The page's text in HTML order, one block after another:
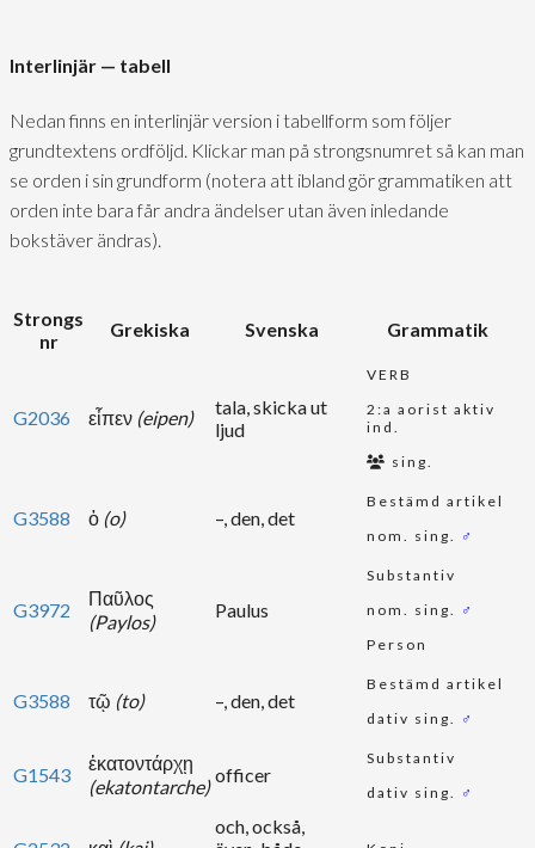
Interlinjär — tabell
Nedan finns en interlinjär version i tabellform som följer
grundtextens ordföljd. Klickar man på strongsnumret så kan man
se orden i sin grundform (notera att ibland gör grammatiken att
orden inte bara får andra ändelser utan även inledande
bokstäver ändras).
Strongs
nr
Grekiska Svenska Grammatik
G2036 εἶπεν (eipen)
tala, skicka ut
ljud
VERB
2:a aorist aktiv
ind.
sing.
G3588 ὁ (o) –, den, det
Bestämd artikel
nom. sing. ♂
G3972
Παῦλος
(Paylos)
Paulus
Substantiv
nom. sing. ♂
Person
G3588 τῷ (to) –, den, det
Bestämd artikel
dativ sing. ♂
G1543
ἑκατοντάρχῃ
(ekatontarche)
officer
Substantiv
dativ sing. ♂
och, också,